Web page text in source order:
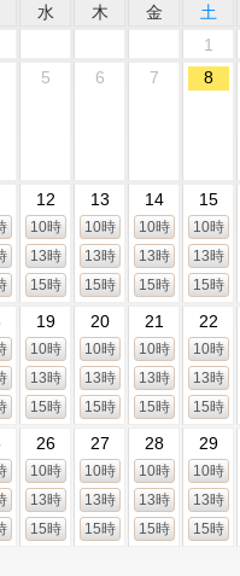
水 木 金 土
1
5 6 7 8
12
10時
13時
15時
13
10時
13時
15時
14
10時
13時
15時
15
10時
13時
15時
19
10時
13時
15時
20
10時
13時
15時
21
10時
13時
15時
22
10時
13時
15時
26
10時
13時
15時
27
10時
13時
15時
28
10時
13時
15時
29
10時
13時
15時